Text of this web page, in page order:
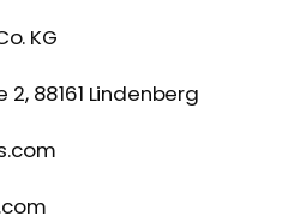
KG
88161 Lindenberg